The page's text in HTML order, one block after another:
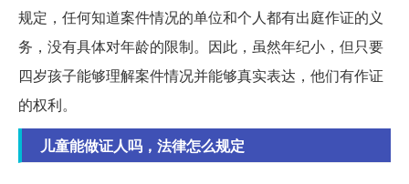
规定，任何知道案件情况的单位和个人都有出庭作证的义
务，没有具体对年龄的限制。因此，虽然年纪小，但只要
四岁孩子能够理解案件情况并能够真实表达，他们有作证
的权利。
儿童能做证人吗，法律怎么规定